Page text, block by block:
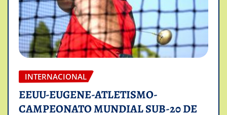
INTERNACIONAL
EEUU-EUGENE-ATLETISMO-
CAMPEONATO MUNDIAL SUB-20 DE